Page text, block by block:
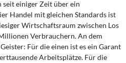
seit einiger Zeit über ein
Handel mit gleichen Standards ist
Wirtschaftsraum zwischen Los
Verbrauchern. An dem
Für die einen ist es ein Garant
Arbeitsplätze. Für die